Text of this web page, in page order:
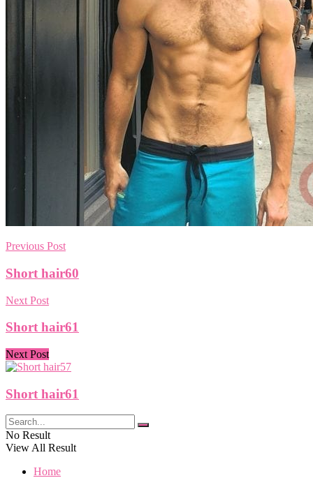
Previous Post
Short hair60
Next Post
Short hair61
Next Post
Short hair61
No Result
View All Result
Home